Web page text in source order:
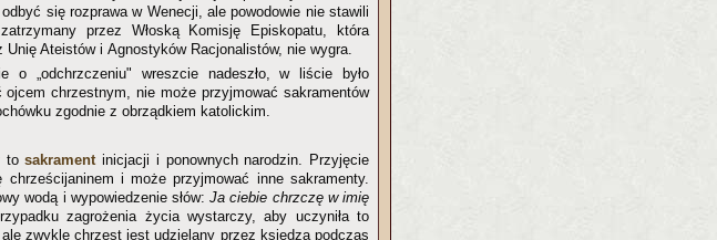
się rozprawa w Wenecji, ale powodowie nie stawili
przez Włoską Komisję Episkopatu, która
Ateistów i Agnostyków Racjonalistów, nie wygra.
o „odchrzczeniu" wreszcie nadeszło, w liście było
ojcem chrzestnym, nie może przyjmować sakramentów
zgodnie z obrządkiem katolickim.
tosakramentinicjacji i ponownych narodzin. Przyjęcie
i może przyjmować inne sakramenty.
wodą i wypowiedzenie słów:Ja ciebie chrzczę w imię
zagrożenia życia wystarczy, aby uczyniła to
zwykle chrzest jest udzielany przez księdza podczas